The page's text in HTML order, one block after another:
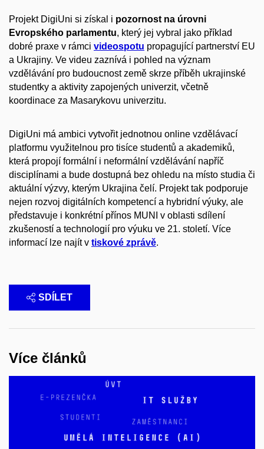
Projekt DigiUni si získal i pozornost na úrovni
Evropského parlamentu, který jej vybral jako příklad
dobré praxe v rámci videospotu propagující partnerství EU
a Ukrajiny. Ve videu zaznívá i pohled na význam
vzdělávání pro budoucnost země skrze příběh ukrajinské
studentky a aktivity zapojených univerzit, včetně
koordinace za Masarykovu univerzitu.
DigiUni má ambici vytvořit jednotnou online vzdělávací
platformu využitelnou pro tisíce studentů a akademiků,
která propojí formální i neformální vzdělávání napříč
disciplínami a bude dostupná bez ohledu na místo studia či
aktuální výzvy, kterým Ukrajina čelí. Projekt tak podporuje
nejen rozvoj digitálních kompetencí a hybridní výuky, ale
představuje i konkrétní přínos MUNI v oblasti sdílení
zkušeností a technologií pro výuku ve 21. století. Více
informací lze najít v tiskové zprávě.
SDÍLET
Více článků